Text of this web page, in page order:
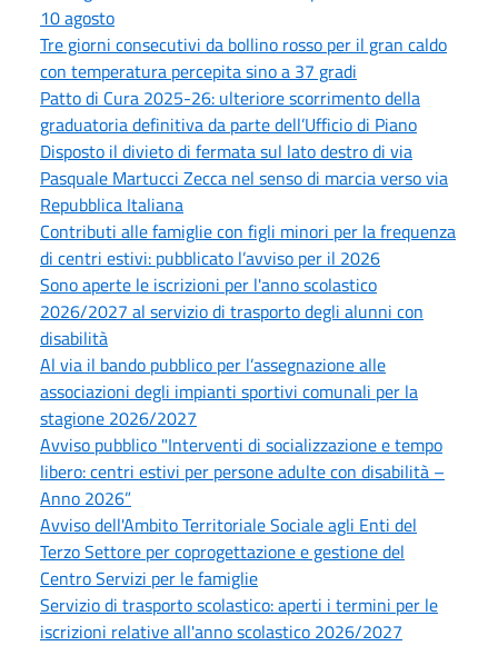
10 agosto
Tre giorni consecutivi da bollino rosso per il gran caldo
con temperatura percepita sino a 37 gradi
Patto di Cura 2025-26: ulteriore scorrimento della
graduatoria definitiva da parte dell’Ufficio di Piano
Disposto il divieto di fermata sul lato destro di via
Pasquale Martucci Zecca nel senso di marcia verso via
Repubblica Italiana
Contributi alle famiglie con figli minori per la frequenza
di centri estivi: pubblicato l’avviso per il 2026
Sono aperte le iscrizioni per l'anno scolastico
2026/2027 al servizio di trasporto degli alunni con
disabilità
Al via il bando pubblico per l’assegnazione alle
associazioni degli impianti sportivi comunali per la
stagione 2026/2027
Avviso pubblico "Interventi di socializzazione e tempo
libero: centri estivi per persone adulte con disabilità –
Anno 2026”
Avviso dell'Ambito Territoriale Sociale agli Enti del
Terzo Settore per coprogettazione e gestione del
Centro Servizi per le famiglie
Servizio di trasporto scolastico: aperti i termini per le
iscrizioni relative all'anno scolastico 2026/2027